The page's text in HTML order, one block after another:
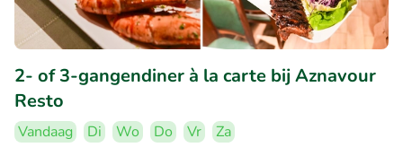
2- of 3-gangendiner à la carte bij Aznavour
Resto
Vandaag Di Wo Do Vr
Za